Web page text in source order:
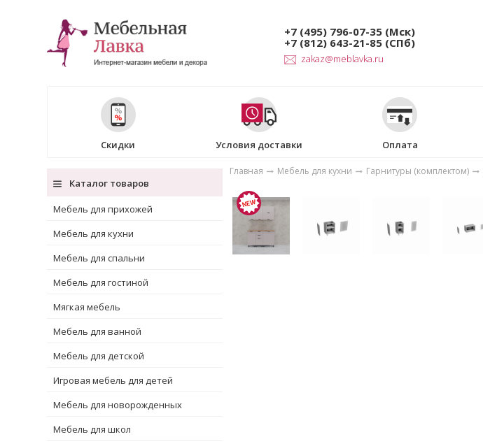
+7 (495) 796-07-35 (Мск)
+7 (812) 643-21-85 (СПб)
zakaz@meblavka.ru
Скидки Условия доставки Оплата
Каталог товаров
Мебель для прихожей
Мебель для кухни
Мебель для спальни
Мебель для гостиной
Мягкая мебель
Мебель для ванной
Мебель для детской
Игровая мебель для детей
Мебель для новорожденных
Мебель для школ
Главная Мебель для кухни Гарнитуры (комплектом)